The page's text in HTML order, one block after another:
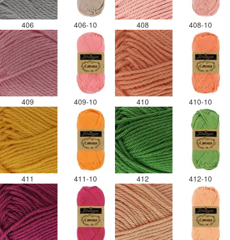
406 406-10 408 408-10
409 409-10 410 410-10
411 411-10 412 412-10